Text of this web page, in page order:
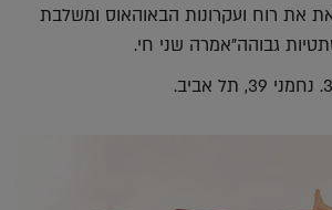
את רוח ועקרונות הבאוהאוס ומשלבת
גבוהה"אמרה שני חי.